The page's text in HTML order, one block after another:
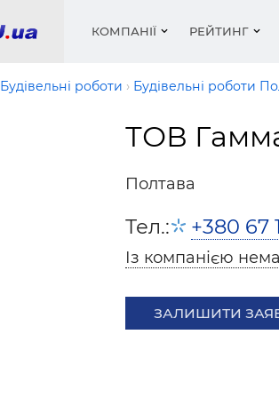
КОМПАНІЇ
Вікна
Фарби,
РЕЙТИНГ
Медіа
Труби,
Вікна
Будівельні роботи Будівельні роботи
ТОВ
Полтава
Тел.: +380 67
Із компанією
ЗАЛИШИТИ